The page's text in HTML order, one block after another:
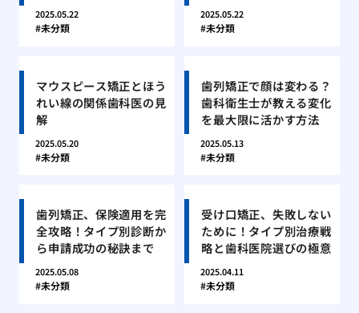
2025.05.22
未分類
2025.05.22
未分類
マウスピース矯正とほう
れい線の関係歯科医の見
解
2025.05.20
未分類
歯列矯正で顔は変わる？
歯科衛生士が教える変化
を最大限に活かす方法
2025.05.13
未分類
歯列矯正、保険適用を完
全攻略！タイプ別診断か
ら申請成功の秘訣まで
2025.05.08
未分類
受け口矯正、失敗しない
ために！タイプ別治療戦
略と歯科医院選びの極意
2025.04.11
未分類